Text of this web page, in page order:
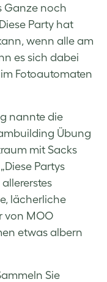
Ganze noch
Party hat
wenn alle am
es sich dabei
Fotoautomaten
nannte die
Übung
mit Sacks
Partys
lächerliche
von MOO
etwas albern
Sie